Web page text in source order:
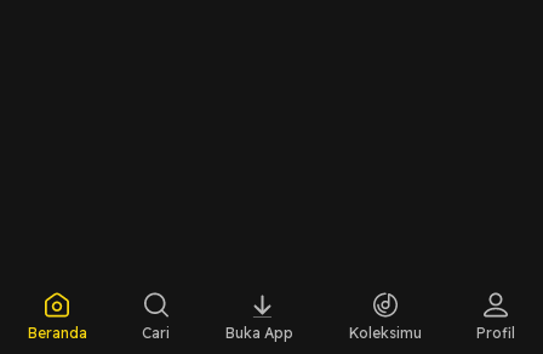
Beranda Cari Buka App Koleksimu Profil